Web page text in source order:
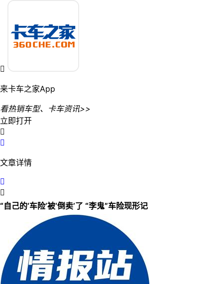

来卡车之家App
看热销车型、卡车资讯>>
立即打开


文章详情


“自己的‘车险’被‘倒卖’了 “李鬼”车险现形记